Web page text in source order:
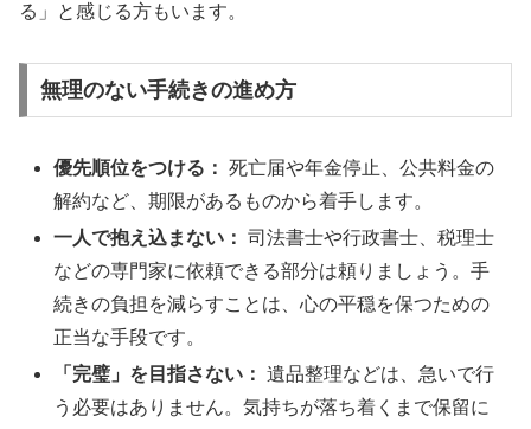
る」と感じる方もいます。
無理のない手続きの進め方
優先順位をつける： 死亡届や年金停止、公共料金の
解約など、期限があるものから着手します。
一人で抱え込まない： 司法書士や行政書士、税理士
などの専門家に依頼できる部分は頼りましょう。手
続きの負担を減らすことは、心の平穏を保つための
正当な手段です。
「完璧」を目指さない： 遺品整理などは、急いで行
う必要はありません。気持ちが落ち着くまで保留に